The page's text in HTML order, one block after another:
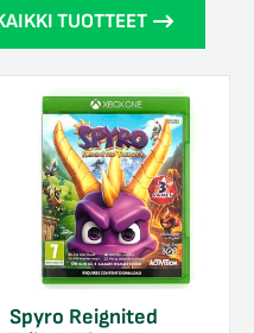
TUOTTEET
Spyro Reignited